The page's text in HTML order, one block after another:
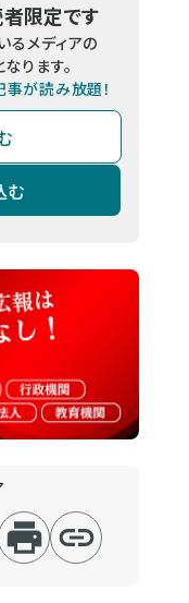
限定です
るメディアの
ります。
事が読み放題！
む